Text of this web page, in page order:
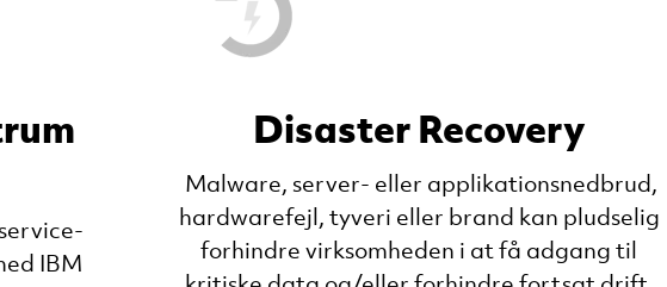
IBM
Disaster Recovery
Malware, server- eller applikationsnedbrud,
hardwarefejl, tyveri eller brand kan pludselig
forhindre virksomheden i at få adgang til